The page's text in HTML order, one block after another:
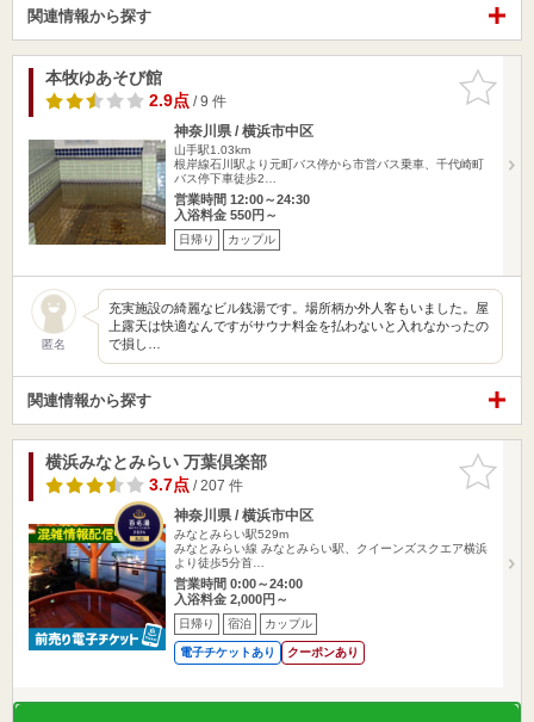
関連情報から探す
お気に入
りに追加
本牧ゆあそび館
2.9点/ 9 件
神奈川県 / 横浜市中区
山手駅1.03km
根岸線石川駅より元町バス停から市営バス乗車、千代崎町
バス停下車徒歩2…
営業時間 12:00～24:30
入浴料金 550円～
日帰り カップル
匿名
充実施設の綺麗なビル銭湯です。場所柄か外人客もいました。屋
上露天は快適なんですがサウナ料金を払わないと入れなかったの
で損し…
関連情報から探す
お気に入
りに追加
横浜みなとみらい 万葉倶楽部
3.7点/ 207 件
神奈川県 / 横浜市中区
みなとみらい駅529m
みなとみらい線 みなとみらい駅、クイーンズスクエア横浜
より徒歩5分首…
営業時間 0:00～24:00
入浴料金 2,000円～
日帰り 宿泊 カップル
電子チケットあり クーポンあり